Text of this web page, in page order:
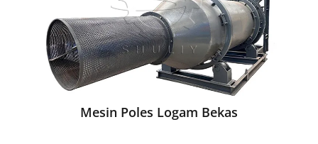
Mesin Poles Logam Bekas